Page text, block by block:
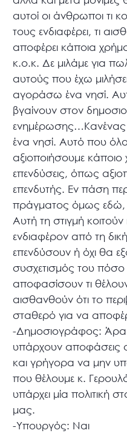
αυτοί οι άνθρωποι τι
τους ενδιαφέρει, τι
αποφέρει κάποια
κ.ο.κ. Δε μιλάμε για
αυτούς που έχω
αγοράσω ένα νησί.
βγαίνουν στον
ενημέρωσης…Κανένας
ένα νησί. Αυτό που
αξιοποιήσουμε
επενδύσεις, όπως
επενδυτής. Εν πάση
πράγματος όμως εδώ,
Αυτή τη στιγμή
ενδιαφέρον από τη
επενδύσουν ή όχι θα
συσχετισμός του
αποφασίσουν τι
αισθανθούν ότι το
σταθερό για να
-Δημοσιογράφος: Άρα
υπάρχουν αποφάσεις
και γρήγορα να μην
που θέλουμε κ.
υπάρχει μία πολιτική
μας.
-Υπουργός: Ναι